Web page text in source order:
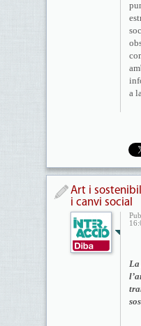
a
Art i
i canvi social
La